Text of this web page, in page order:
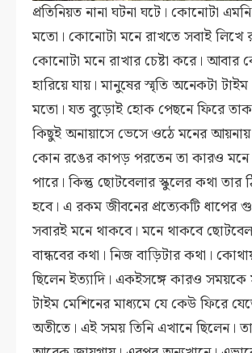
প্রতিনিয়ত নানা ঘটনা ঘটে। কোনোটা
মতো। কোনোটা মনে রাখতে সবাই লিখে
কোনোটা মনে রাখার চেষ্টা করে। আবার
হারিয়ে যায়। মানুষের স্মৃতি অনেকটা
মতো। যত বুড়োই হোক পেছনে ফিরে
কিছুই অনায়াসে ভেসে ওঠে মনের
কোন রঙের কাপড় পরতেন তা কারও মনে
পারে। কিন্তু ছোটবেলার স্কুলের কথা তার
হবে। এ রকম জীবনের প্রত্যেকটি ধাপের
সবারই মনে থাকবে। মনে থাকবে
বান্ধবের কথা। নিজ বাড়িটার কথা।
ছিলেন ইত্যাদি। একইসঙ্গে কারও সময়কে
টাইম মেশিনের মাধ্যমে যে কেউ ফিরে
অতীতে। এই সময় তিনি এখানে ছিলেন।